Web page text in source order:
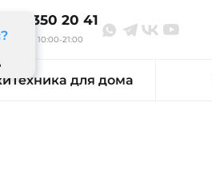
800 350 20 41
10:00-21:00
Техника для дома